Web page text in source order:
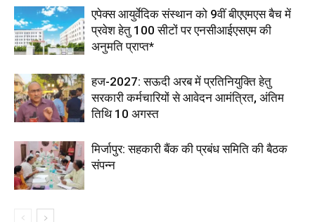
एपेक्स आयुर्वेदिक संस्थान को 9वीं बीएएमएस बैच में
प्रवेश हेतु 100 सीटों पर एनसीआईएसएम की
अनुमति प्राप्त*
हज-2027: सऊदी अरब में प्रतिनियुक्ति हेतु
सरकारी कर्मचारियों से आवेदन आमंत्रित, अंतिम
तिथि 10 अगस्त
मिर्जापुर: सहकारी बैंक की प्रबंध समिति की बैठक
संपन्न